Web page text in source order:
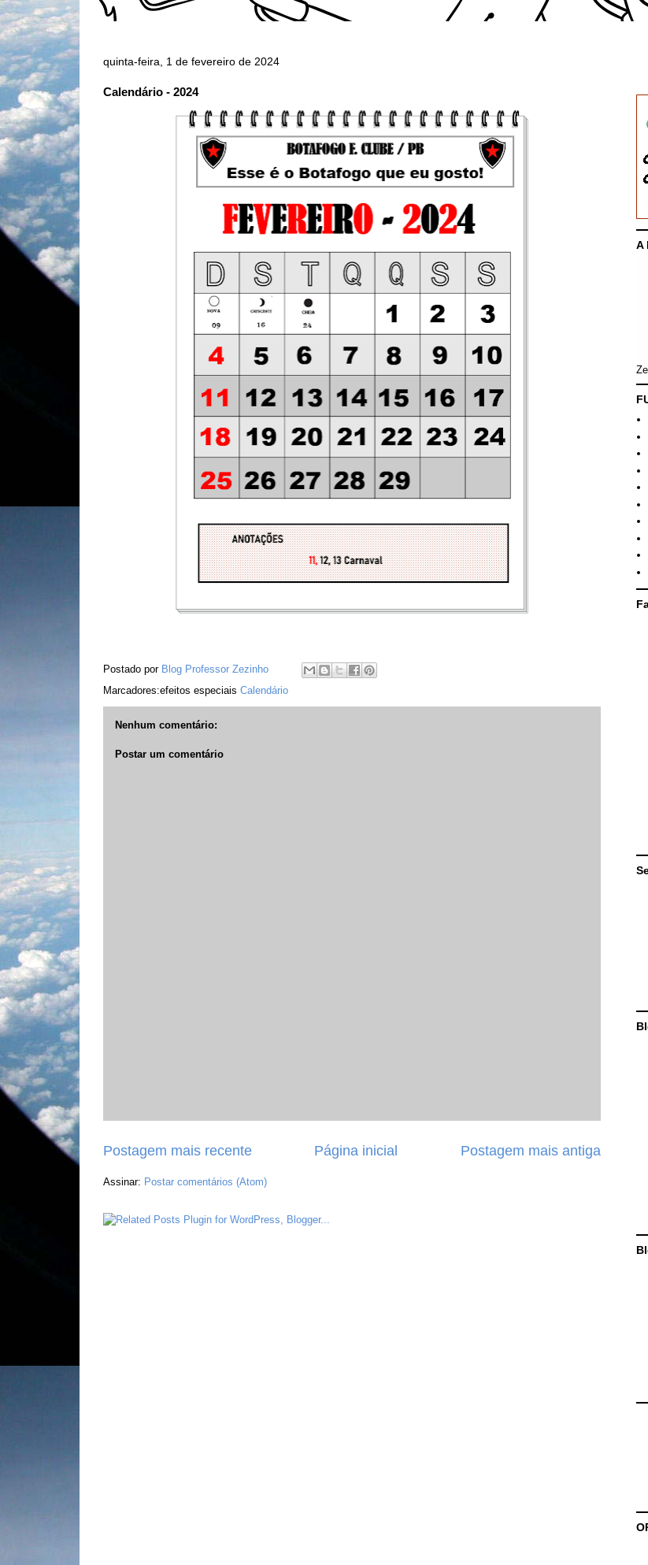
quinta-feira, 1 de fevereiro de 2024
Calendário - 2024
Postado por Blog Professor Zezinho
Marcadores:efeitos especiais Calendário
Nenhum comentário:
Postar um comentário
Postagem mais recente Postagem mais antiga
Página inicial
Assinar: Postar comentários (Atom)
A